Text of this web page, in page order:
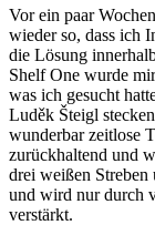
Vor ein paar
wieder so, dass ich
die Lösung
Shelf One wurde
was ich gesucht
Luděk Šteigl
wunderbar zeitlose
zurückhaltend und
drei weißen Streben
und wird nur durch
verstärkt.